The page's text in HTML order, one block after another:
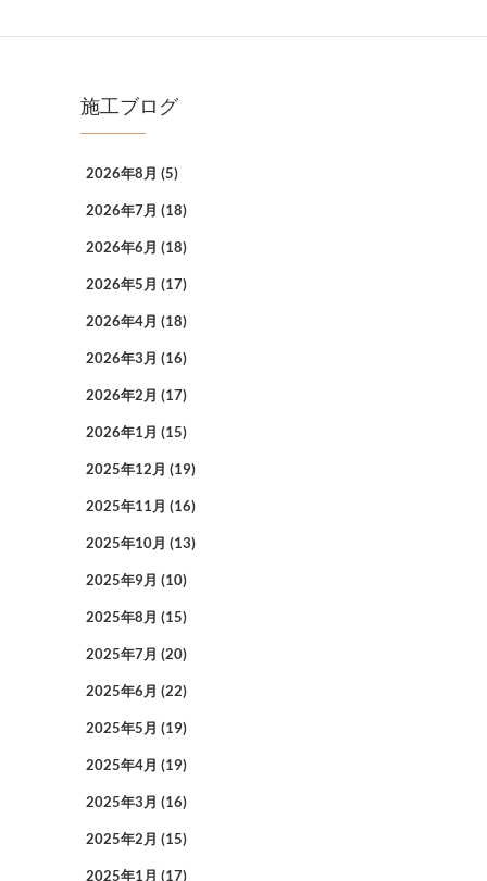
施工ブログ
2026年8月 (5)
2026年7月 (18)
2026年6月 (18)
2026年5月 (17)
2026年4月 (18)
2026年3月 (16)
2026年2月 (17)
2026年1月 (15)
2025年12月 (19)
2025年11月 (16)
2025年10月 (13)
2025年9月 (10)
2025年8月 (15)
2025年7月 (20)
2025年6月 (22)
2025年5月 (19)
2025年4月 (19)
2025年3月 (16)
2025年2月 (15)
2025年1月 (17)